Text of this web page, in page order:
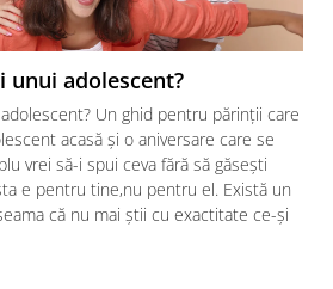
unui adolescent?
Un ghid pentru părinții care
acasă și o aniversare care se
vrei să-i spui ceva fără să găsești
e pentru tine,nu pentru el. Există un
că nu mai știi cu exactitate ce-și